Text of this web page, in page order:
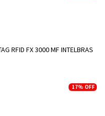
RFID FX 3000 MF INTELBRAS
17% OFF